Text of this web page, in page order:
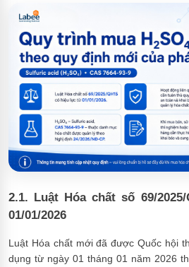
2.1. Luật Hóa chất số 69/
01/01/2026
Luật Hóa chất mới đã được Quốc hội
dụng từ ngày 01 tháng 01 năm 2026